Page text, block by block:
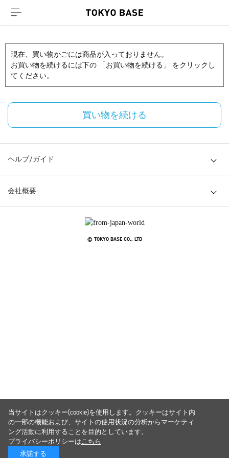
現在、買い物かごには商品が入っておりません。
お買い物を続けるには下の 「お買い物を続ける」 をクリックし
てください。
買い物を続ける
ヘルプ/ガイド
会社概要
© TOKYO BASE CO., LTD
当サイトはクッキー(cookie)を使用します。クッキーはサイト内
の一部の機能および、サイトの使用状況の分析からマーケティ
ング活動に利用することを目的としています。
プライバシーポリシーはこちら
承諾する